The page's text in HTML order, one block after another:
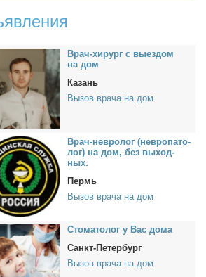
Врач-хи­рург с вы­ез­дом
на дом
Казань
Вызов врача на дом
Врач-нев­ро­лог (нев­ро­па­то­
лог) на дом, без вы­ход­
ных.
Пермь
Вызов врача на дом
Сто­ма­то­лог у Вас до­ма
Санкт-Петербург
Вызов врача на дом